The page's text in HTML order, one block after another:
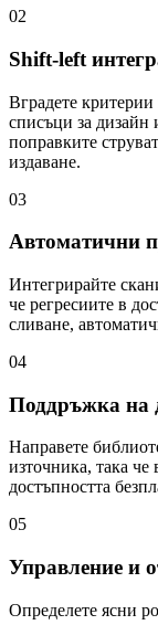
02
Shift-left
Вградете
списъци за
поправките
издаване.
03
Автоматични
Интегрирайте
че регресиите в
сливане,
04
Поддръжка на
Направете
източника, така че
достъпността
05
Управление и
Определете ясни